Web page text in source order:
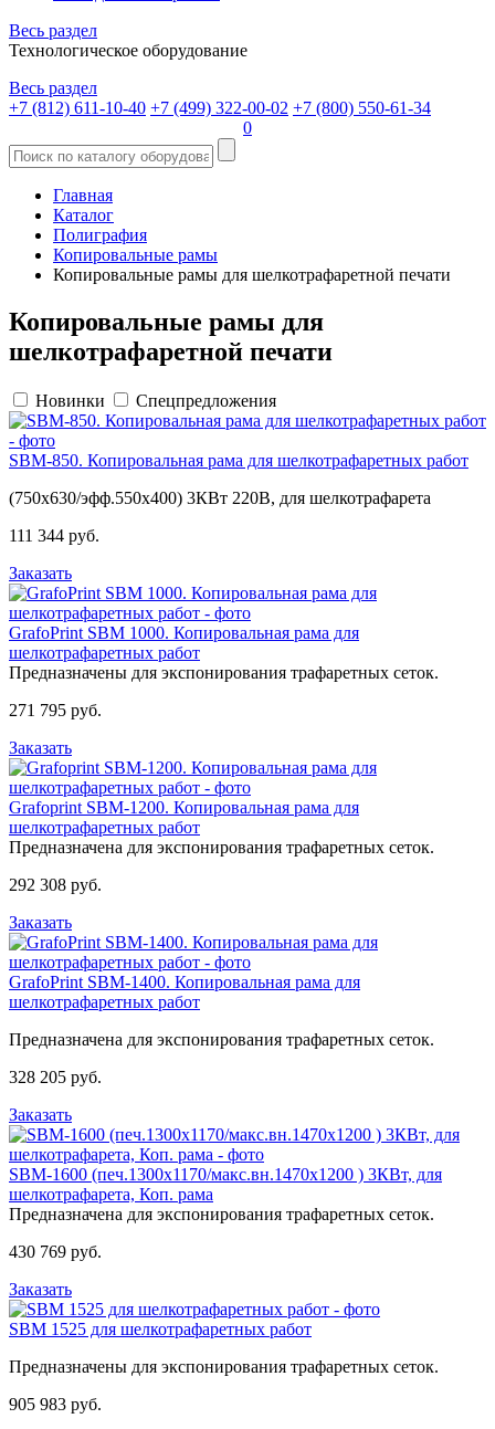
Весь раздел
Технологическое оборудование
Весь раздел
+7 (812) 611-10-40 +7 (499) 322-00-02 +7 (800) 550-61-34
0
Главная
Каталог
Полиграфия
Копировальные рамы
Копировальные рамы для шелкотрафаретной печати
Копировальные рамы для
шелкотрафаретной печати
Новинки Спецпредложения
SBM-850. Копировальная рама для шелкотрафаретных работ
(750х630/эфф.550х400) 3КВт 220B, для шелкотрафарета
111 344 руб.
Заказать
GrafoPrint SBM 1000. Копировальная рама для
шелкотрафаретных работ
Предназначены для экспонирования трафаретных сеток.
271 795 руб.
Заказать
Grafoprint SBM-1200. Копировальная рама для
шелкотрафаретных работ
Предназначена для экспонирования трафаретных сеток.
292 308 руб.
Заказать
GrafoPrint SBM-1400. Копировальная рама для
шелкотрафаретных работ
Предназначена для экспонирования трафаретных сеток.
328 205 руб.
Заказать
SBM-1600 (печ.1300х1170/макс.вн.1470x1200 ) 3КВт, для
шелкотрафарета, Коп. рама
Предназначена для экспонирования трафаретных сеток.
430 769 руб.
Заказать
SBM 1525 для шелкотрафаретных работ
Предназначены для экспонирования трафаретных сеток.
905 983 руб.